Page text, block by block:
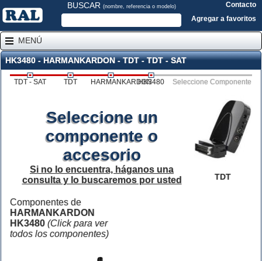
BUSCAR (nombre, referencia o modelo)
Contacto
Agregar a favoritos
MENÚ
HK3480 - HARMANKARDON - TDT - TDT - SAT
TDT - SAT TDT HARMANKARDONHK3480 Seleccione Componente
TDT
Seleccione un
componente o
accesorio
Si no lo encuentra, háganos una
consulta y lo buscaremos por usted
Componentes de
HARMANKARDON
HK3480 (Click para ver
todos los componentes)